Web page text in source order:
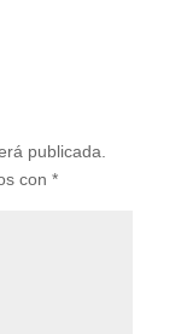
publicada.
con *